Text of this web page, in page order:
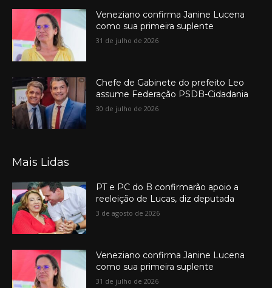
Veneziano confirma Janine Lucena
como sua primeira suplente
31 de julho de 2026
Chefe de Gabinete do prefeito Leo
assume Federação PSDB-Cidadania
30 de julho de 2026
Mais Lidas
PT e PC do B confirmarão apoio a
reeleição de Lucas, diz deputada
3 de agosto de 2026
Veneziano confirma Janine Lucena
como sua primeira suplente
31 de julho de 2026